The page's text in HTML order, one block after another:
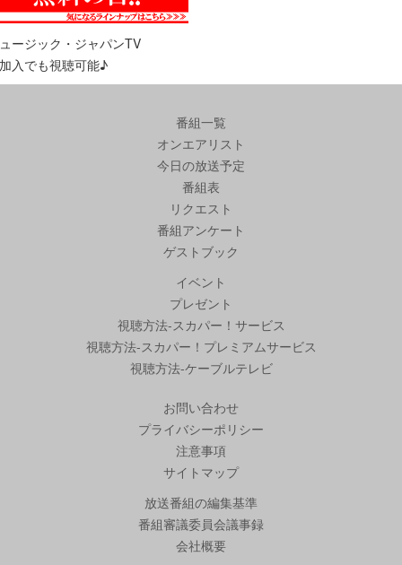
ージック・ジャパンTV
入でも視聴可能♪
番組一覧
オンエアリスト
今日の放送予定
番組表
リクエスト
番組アンケート
ゲストブック
イベント
プレゼント
視聴方法-スカパー！サービス
視聴方法-スカパー！プレミアムサービス
視聴方法-ケーブルテレビ
お問い合わせ
プライバシーポリシー
注意事項
サイトマップ
放送番組の編集基準
番組審議委員会議事録
会社概要